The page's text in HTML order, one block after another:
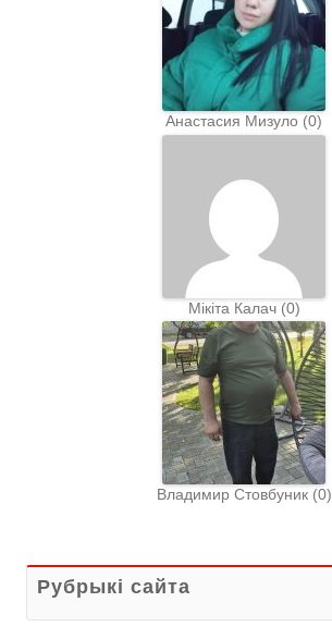
Анастасия Мизуло (0)
Мiкiта Калач (0)
Владимир Стовбуник (0)
Рубрыкі сайта